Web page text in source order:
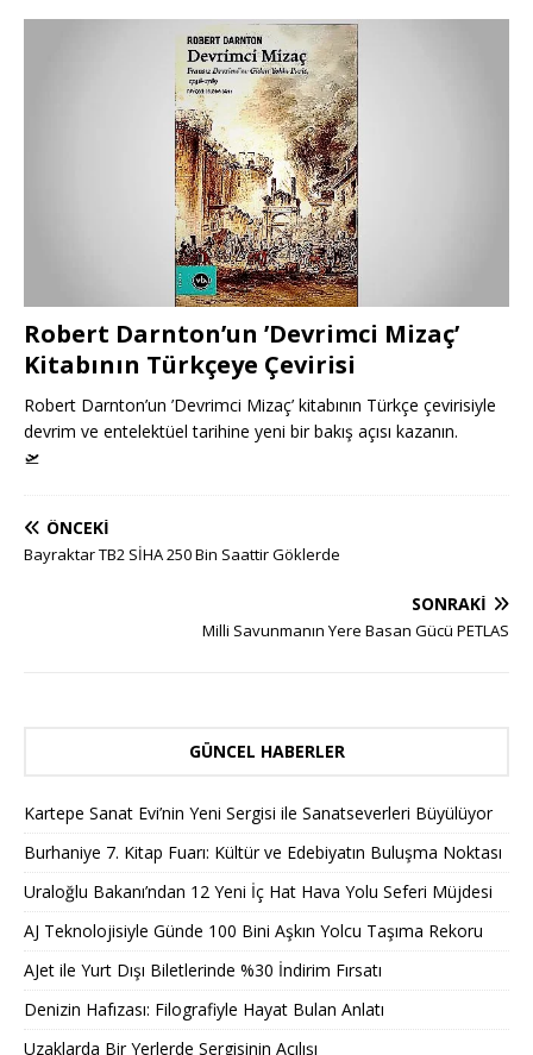
Robert Darnton’un ’Devrimci Mizaç’
Kitabının Türkçeye Çevirisi
Robert Darnton’un ’Devrimci Mizaç’ kitabının Türkçe çevirisiyle
devrim ve entelektüel tarihine yeni bir bakış açısı kazanın.
🛫
ÖNCEKI
Bayraktar TB2 SİHA 250 Bin Saattir Göklerde
SONRAKI
Milli Savunmanın Yere Basan Gücü PETLAS
GÜNCEL HABERLER
Kartepe Sanat Evi’nin Yeni Sergisi ile Sanatseverleri Büyülüyor
Burhaniye 7. Kitap Fuarı: Kültür ve Edebiyatın Buluşma Noktası
Uraloğlu Bakanı’ndan 12 Yeni İç Hat Hava Yolu Seferi Müjdesi
AJ Teknolojisiyle Günde 100 Bini Aşkın Yolcu Taşıma Rekoru
AJet ile Yurt Dışı Biletlerinde %30 İndirim Fırsatı
Denizin Hafızası: Filografiyle Hayat Bulan Anlatı
Uzaklarda Bir Yerlerde Sergisinin Açılışı